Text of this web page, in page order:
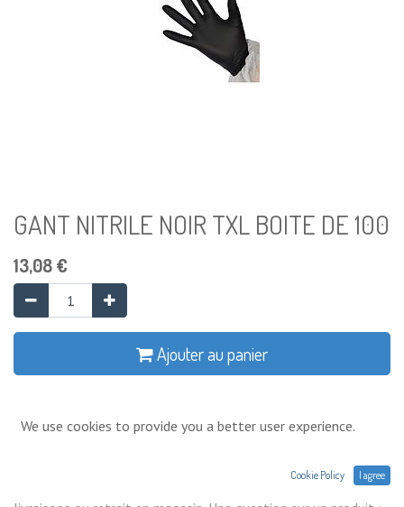
GANT NITRILE NOIR TXL BOITE DE 100
13,08€
Ajouter au panier
Prix exprimés Hors TVA. Expéditions,
We use cookies to provide you a better user experience.
Cookie Policy I agree